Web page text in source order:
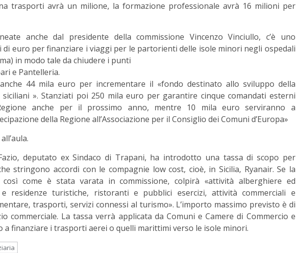
trasporti avrà un milione, la formazione professionale avrà 16 milioni per
anche dal presidente della commissione Vincenzo Vinciullo, c’è uno
di euro per finanziare i viaggi per le partorienti delle isole minori negli ospedali
in modo tale da chiudere i punti
e Pantelleria.
44 mila euro per incrementare il «fondo destinato allo sviluppo della
». Stanziati poi 250 mila euro per garantire cinque comandati esterni
anche per il prossimo anno, mentre 10 mila euro serviranno a
della Regione all’Associazione per il Consiglio dei Comuni d’Europa»
deputato ex Sindaco di Trapani, ha introdotto una tassa di scopo per
stringono accordi con le compagnie low cost, cioè, in Sicilia, Ryanair. Se la
come è stata varata in commissione, colpirà «attività alberghiere ed
residenze turistiche, ristoranti e pubblici esercizi, attività commerciali e
trasporti, servizi connessi al turismo». L’importo massimo previsto è di
commerciale. La tassa verrà applicata da Comuni e Camere di Commercio e
a finanziare i trasporti aerei o quelli marittimi verso le isole minori.